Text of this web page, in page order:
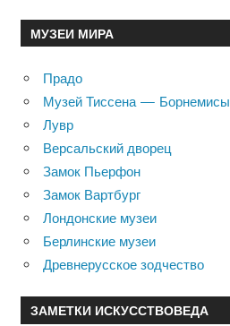
МУЗЕИ МИРА
Прадо
Музей Тиссена — Борнемисы
Лувр
Версальский дворец
Замок Пьерфон
Замок Вартбург
Лондонские музеи
Берлинские музеи
Древнерусское зодчество
ЗАМЕТКИ ИСКУССТВОВЕДА